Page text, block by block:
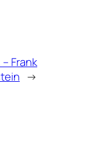
– Frank
→